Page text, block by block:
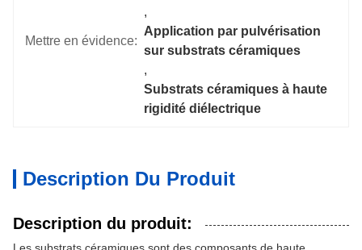
Mettre en évidence:
,
Application par pulvérisation
sur substrats céramiques
,
Substrats céramiques à haute
rigidité diélectrique
Description Du Produit
Description du produit: